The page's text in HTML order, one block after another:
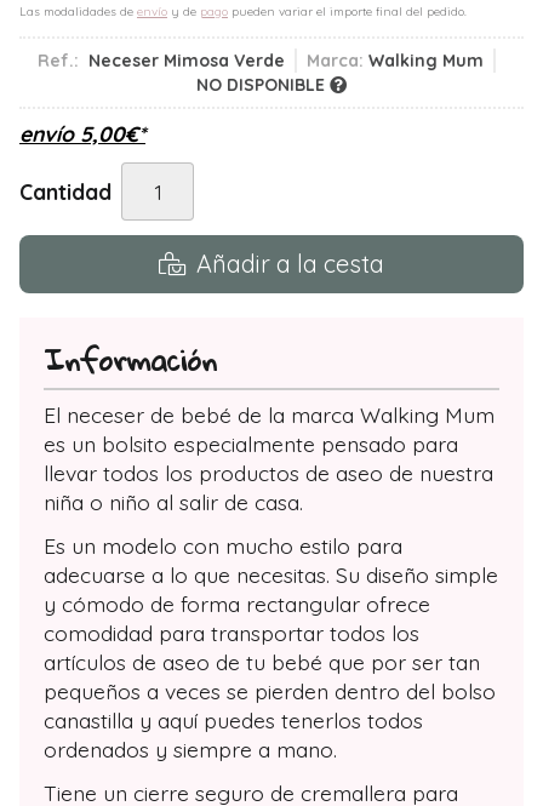
Las modalidades de envío y de pago pueden variar el importe final del pedido.
Ref.: Neceser Mimosa Verde Marca: Walking Mum
NO DISPONIBLE
envío 5,00€*
Cantidad
Añadir a la cesta
Información
El neceser de bebé de la marca Walking Mum
es un bolsito especialmente pensado para
llevar todos los productos de aseo de nuestra
niña o niño al salir de casa.
Es un modelo con mucho estilo para
adecuarse a lo que necesitas. Su diseño simple
y cómodo de forma rectangular ofrece
comodidad para transportar todos los
artículos de aseo de tu bebé que por ser tan
pequeños a veces se pierden dentro del bolso
canastilla y aquí puedes tenerlos todos
ordenados y siempre a mano.
Tiene un cierre seguro de cremallera para